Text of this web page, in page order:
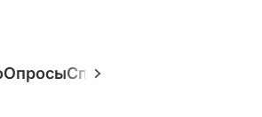
ОпросыСпецпроекты